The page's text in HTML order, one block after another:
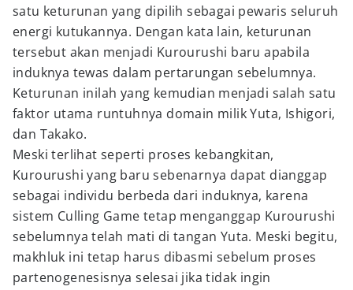
satu keturunan yang dipilih sebagai pewaris seluruh
energi kutukannya. Dengan kata lain, keturunan
tersebut akan menjadi Kurourushi baru apabila
induknya tewas dalam pertarungan sebelumnya.
Keturunan inilah yang kemudian menjadi salah satu
faktor utama runtuhnya domain milik Yuta, Ishigori,
dan Takako.
Meski terlihat seperti proses kebangkitan,
Kurourushi yang baru sebenarnya dapat dianggap
sebagai individu berbeda dari induknya, karena
sistem Culling Game tetap menganggap Kurourushi
sebelumnya telah mati di tangan Yuta. Meski begitu,
makhluk ini tetap harus dibasmi sebelum proses
partenogenesisnya selesai jika tidak ingin